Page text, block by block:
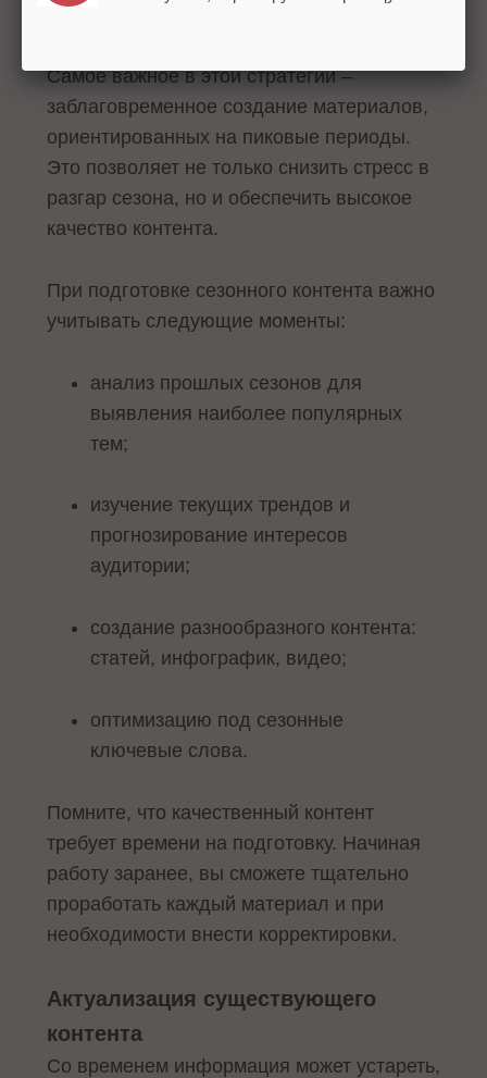
Самое важное в этой стратегии –
заблаговременное создание материалов,
ориентированных на пиковые периоды.
Это позволяет не только снизить стресс в
разгар сезона, но и обеспечить высокое
качество контента.
При подготовке сезонного контента важно
учитывать следующие моменты:
анализ прошлых сезонов для
выявления наиболее популярных
тем;
изучение текущих трендов и
прогнозирование интересов
аудитории;
создание разнообразного контента:
статей, инфографик, видео;
оптимизацию под сезонные
ключевые слова.
Помните, что качественный контент
требует времени на подготовку. Начиная
работу заранее, вы сможете тщательно
проработать каждый материал и при
необходимости внести корректировки.
Актуализация существующего
контента
Со временем информация может устареть,